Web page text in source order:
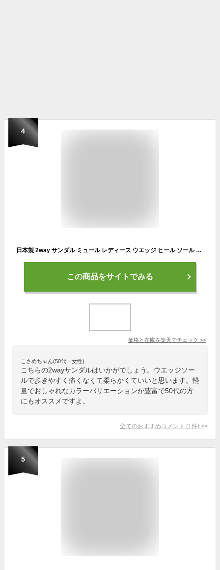
4
日本製 2way サンダル ミュール レディース ウエッジ ヒール ソール ぺたんこ フラット 痛くない やわらかい 軽い 夏 歩き やすい 50 代 nc3006
この商品をサイトでみる
価格と在庫を楽天でチェック >>
こさめちゃん(50代・女性)
こちらの2wayサンダルはいかがでしょう。ウエッジソー
ルで歩きやすく痛くなくて柔らかくていいと思います。軽
量でおしゃれなカラーバリエーションが豊富で50代の方
にもオススメですよ。
全てのおすすめコメント (1 件) >
5